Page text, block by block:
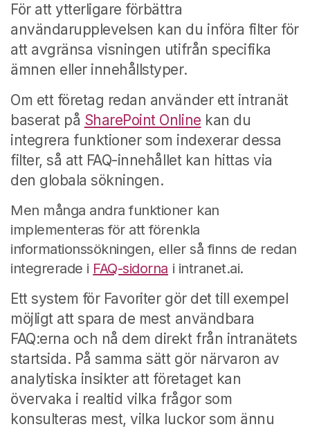
För att ytterligare förbättra
användarupplevelsen kan du införa filter för
att avgränsa visningen utifrån specifika
ämnen eller innehållstyper.
Om ett företag redan använder ett intranät
baserat på SharePoint Online kan du
integrera funktioner som indexerar dessa
filter, så att FAQ-innehållet kan hittas via
den globala sökningen.
Men många andra funktioner kan
implementeras för att förenkla
informationssökningen, eller så finns de redan
integrerade i FAQ-sidorna i intranet.ai.
Ett system för Favoriter gör det till exempel
möjligt att spara de mest användbara
FAQ:erna och nå dem direkt från intranätets
startsida. På samma sätt gör närvaron av
analytiska insikter att företaget kan
övervaka i realtid vilka frågor som
konsulteras mest, vilka luckor som ännu